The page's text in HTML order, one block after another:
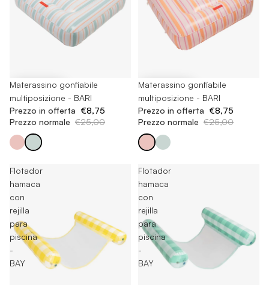
-65%
Materassino gonfiabile
multiposizione - BARI
Prezzo in offerta €8,75
Prezzo normale €25,00
-65%
Materassino gonfiabile
multiposizione - BARI
Prezzo in offerta €8,75
Prezzo normale €25,00
Flotador
hamaca
con
rejilla
para
piscina
-
BAY
Flotador
hamaca
con
rejilla
para
piscina
-
BAY